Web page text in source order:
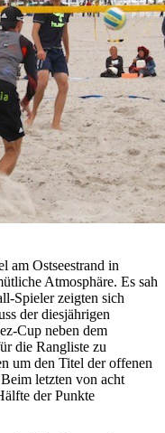
am Ostseestrand in
Atmosphäre. Es sah
Spieler zeigten sich
der diesjährigen
Cup neben dem
die Rangliste zu
um den Titel der offenen
letzten von acht
der Punkte